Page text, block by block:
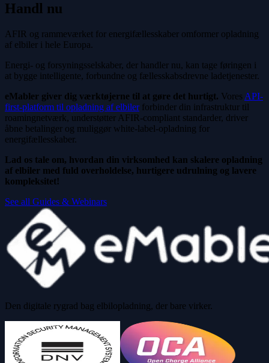
Handl nu
AFIR og rammeværket for energifællesskaber omformer opladning
af elbiler i hele Europa.
Energi- og forsyningsselskaber, der handler nu, kan tage føringen i
at bygge intelligente, forbundne og fællesskabsdrevne ladetjenester.
eMabler giver dig værktøjerne til at gøre det hurtigt. Vores API-
first-platform til opladning af elbilerforbinder din infrastruktur til
roamingnetværk, understøtter AFIR-compliant standarder, driver
åbne betalinger og muliggør white-label-opladning for
energifællesskaber.
Lad os tale om, hvordan din virksomhed kan skalere opladning
af elbiler med fuld overholdelse, hurtigere udrulning og lavere
kompleksitet!
See all Guides & Webinars
Den digitale rygrad bag elbilopladning, der bare virker.